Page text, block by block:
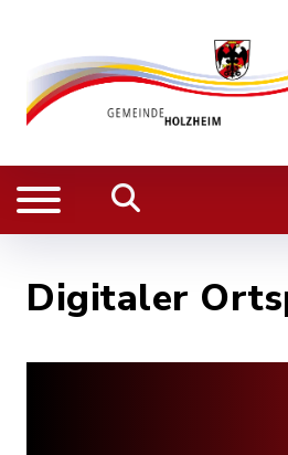
Digitaler